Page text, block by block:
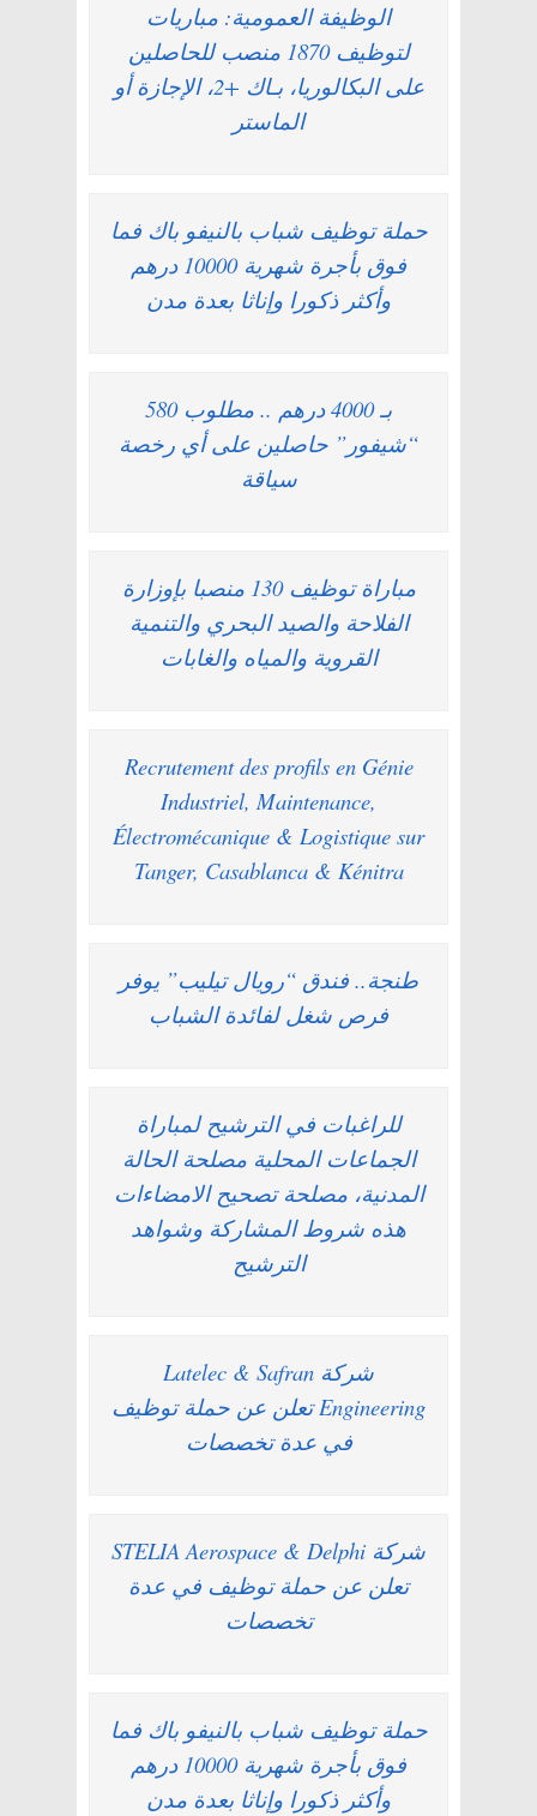
الوظيفة العمومية: مباريات
لتوظيف 1870 منصب للحاصلين
على البكالوريا، بـاك +2، الإجازة أو
الماستر
حملة توظيف شباب بالنيفو باك فما
فوق بأجرة شهرية 10000 درهم
وأكثر ذكورا وإناثا بعدة مدن
بـ 4000 درهم .. مطلوب 580
“شيفور” حاصلين على أي رخصة
سياقة
مباراة توظيف 130 منصبا بإوزارة
الفلاحة والصيد البحري والتنمية
القروية والمياه والغابات
Recrutement des profils en Génie
Industriel, Maintenance,
Électromécanique & Logistique sur
Tanger, Casablanca & Kénitra
طنجة.. فندق “رويال تيليب” يوفر
فرص شغل لفائدة الشباب
للراغبات في الترشيح لمباراة
الجماعات المحلية مصلحة الحالة
المدنية، مصلحة تصحيح الامضاءات
هذه شروط المشاركة وشواهد
الترشيح
شركة Latelec & Safran
Engineering تعلن عن حملة توظيف
في عدة تخصصات
شركة STELIA Aerospace & Delphi
تعلن عن حملة توظيف في عدة
تخصصات
حملة توظيف شباب بالنيفو باك فما
فوق بأجرة شهرية 10000 درهم
وأكثر ذكورا وإناثا بعدة مدن